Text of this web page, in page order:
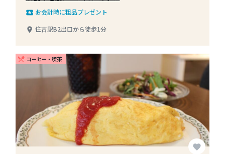
local_play お会計時に粗品プレゼント
place 住吉駅B2出口から徒歩1分
restaurant_menu コーヒー・喫茶
favorite